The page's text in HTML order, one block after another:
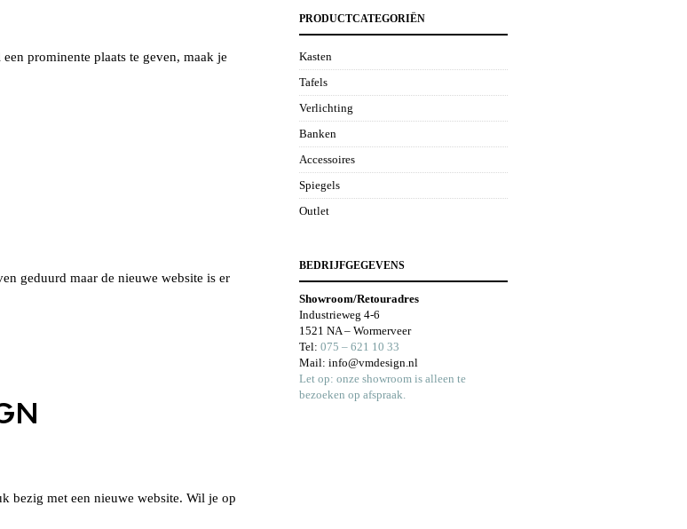
prominente plaats te geven, maak je
geduurd maar de nieuwe website is er
bezig met een nieuwe website. Wil je op
PRODUCTCATEGORIËN
Kasten
Tafels
Verlichting
Banken
Accessoires
Spiegels
Outlet
BEDRIJFGEGEVENS
Showroom/Retouradres
Industrieweg 4-6
1521 NA – Wormerveer
Tel: 075 – 621 10 33
Mail: info@vmdesign.nl
Let op: onze showroom is alleen te
bezoeken op afspraak.